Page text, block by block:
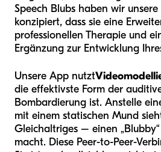
Speech Blubs haben wir
konzipiert, dass sie eine
professionellen Therapie und
Ergänzung zur Entwicklung
Unsere App nutzt
die effektivste Form der
Bombardierung ist. Anstelle
mit einem statischen Mund
Gleichaltriges – einen
macht. Diese Peer-to-Peer-